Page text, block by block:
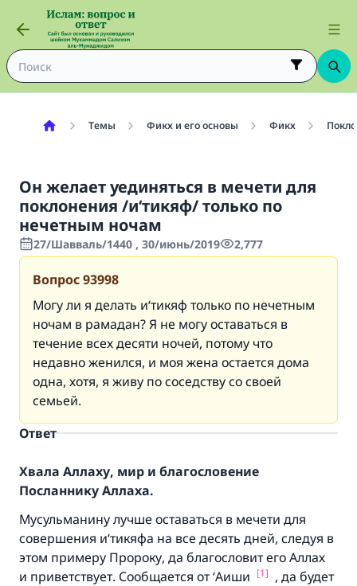
Темы Фикх и его основы Фикх
Он желает уединяться в мечети для
поклонения /и‘тикяф/ только по
нечетным ночам
27/Шавваль/1440 , 30/июнь/2019 2,777
Вопрос93998
Могу ли я делать и‘тикяф только по нечетным
ночам в рамадан? Я не могу оставаться в
течение всех десяти ночей, потому что
недавно женился, и моя жена остается дома
одна, хотя, я живу по соседству со своей
семьей.
Ответ
Хвала Аллаху, мир и благословение
Посланнику Аллаха.
Мусульманину лучше оставаться в мечети для
совершения и‘тикяфа на все десять дней, следуя в
этом примеру Пророку, да благословит его Аллах
и приветствует. Сообщается от ‘Аиши [1] , да будет